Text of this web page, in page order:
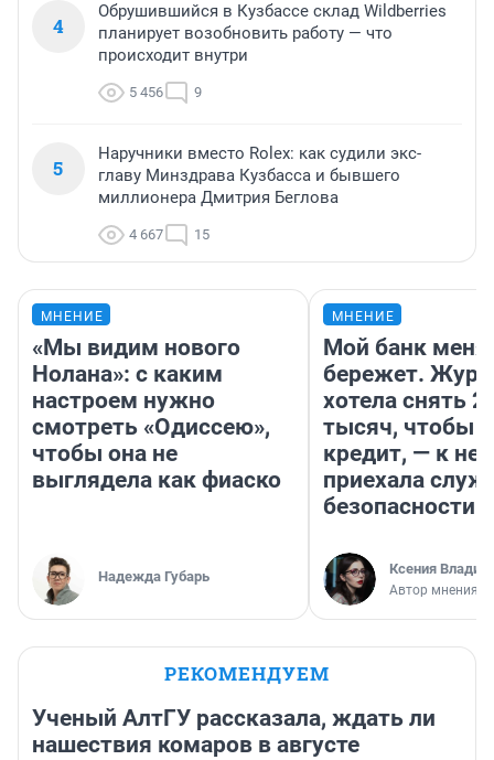
4
Обрушившийся в Кузбассе склад Wildberries
планирует возобновить работу — что
происходит внутри
5 456 9
5
Наручники вместо Rolex: как судили экс-
главу Минздрава Кузбасса и бывшего
миллионера Дмитрия Беглова
4 667 15
МНЕНИЕ
«Мы видим нового
Нолана»: с каким
настроем нужно
смотреть «Одиссею»,
чтобы она не
выглядела как фиаско
Надежда Губарь
МНЕНИЕ
Мой банк меня
бережет.
хотела снять
тысяч, чтобы
кредит, — к
приехала
безопасности
Ксения
Автор мнения
РЕКОМЕНДУЕМ
Ученый АлтГУ рассказала, ждать ли
нашествия комаров в августе